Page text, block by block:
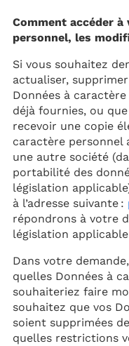
Comment accéder à
personnel, les
Si vous souhaitez
actualiser,
Données à
déjà fournies, ou
recevoir une copie
caractère personnel
une autre société
portabilité des
législation
à l’adresse suivante :
répondrons à votre
législation
Dans votre
quelles Données à
souhaiteriez faire
souhaitez que vos
soient supprimées
quelles restrictions